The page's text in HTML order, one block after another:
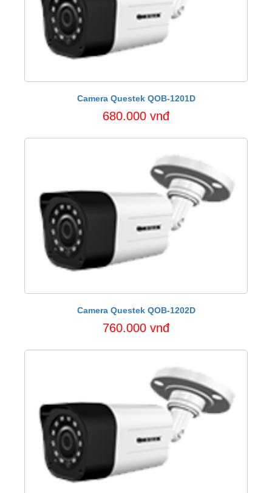
Camera Questek QOB-1201D
680.000 vnđ
Camera Questek QOB-1202D
760.000 vnđ